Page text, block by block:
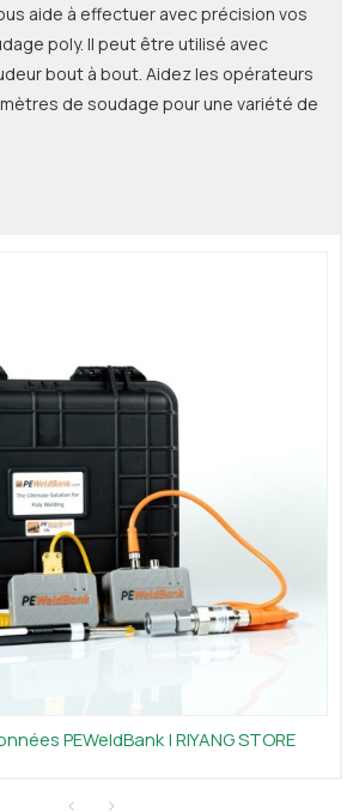
aide à effectuer avec précision vos
poly. Il peut être utilisé avec
bout à bout. Aidez les opérateurs
de soudage pour une variété de
PEWeldBank | RIYANG STORE